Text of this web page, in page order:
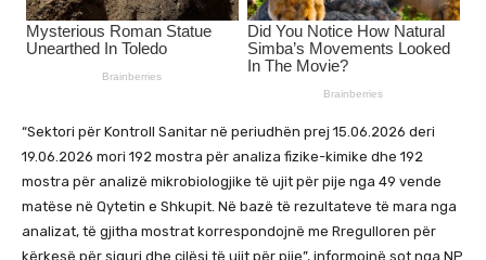
“Sektori për Kontroll Sanitar në periudhën prej 15.06.2026 deri
19.06.2026 mori 192 mostra për analiza fizike-kimike dhe 192
mostra për analizë mikrobiologjike të ujit për pije nga 49 vende
matëse në Qytetin e Shkupit. Në bazë të rezultateve të mara nga
analizat, të gjitha mostrat korrespondojnë me Rregulloren për
kërkesë për siguri dhe cilësi të ujit për pije”, informojnë sot nga NP